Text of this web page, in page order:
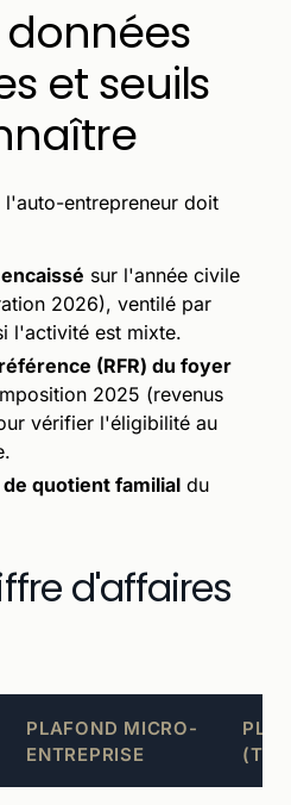
données
et seuils
entrepreneur doit
sur l'année civile
2026), ventilé par
l'activité est mixte.
(RFR) du foyer
2025 (revenus
vérifier l'éligibilité au
quotient familial du
d'affaires
PLAFOND MICRO-
ENTREPRISE